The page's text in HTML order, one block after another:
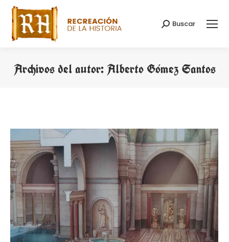
Buscar:
Buscar
Archivos del autor:Alberto Gómez Santos